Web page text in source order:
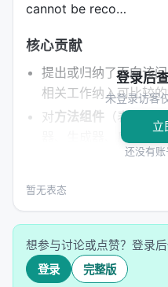
cannot be reco…
核心贡献
提出或归纳了面向该
相关工作纳入可比较
对方法组件 （表示学
器、生成器、反馈机
在 实验协议或综述覆盖
讨论与 LLM 工具调用
新兴范式的接口，指
移路径。
登录后
未登录访客
立
还没有账
暂无表态
想参与讨论或点赞？登录
登录 完整版